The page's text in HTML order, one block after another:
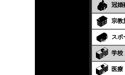
冠婚
宗教
スポ
学校
医療